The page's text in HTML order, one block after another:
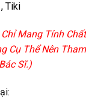
Tiki
Mang Tính
Cụ Thể Nên
Sĩ.)